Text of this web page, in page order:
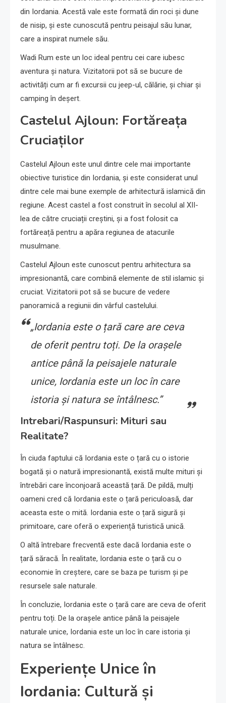
din Iordania. Acestă vale este formată din roci și dune
de nisip, și este cunoscută pentru peisajul său lunar,
care a inspirat numele său.
Wadi Rum este un loc ideal pentru cei care iubesc
aventura și natura. Vizitatorii pot să se bucure de
activități cum ar fi excursii cu jeep-ul, călărie, și chiar și
camping în deșert.
Castelul Ajloun: Fortăreața
Cruciaților
Castelul Ajloun este unul dintre cele mai importante
obiective turistice din Iordania, și este considerat unul
dintre cele mai bune exemple de arhitectură islamică din
regiune. Acest castel a fost construit în secolul al XII-
lea de către cruciații creștini, și a fost folosit ca
fortăreață pentru a apăra regiunea de atacurile
musulmane.
Castelul Ajloun este cunoscut pentru arhitectura sa
impresionantă, care combină elemente de stil islamic și
cruciat. Vizitatorii pot să se bucure de vedere
panoramică a regiunii din vârful castelului.
„Iordania este o țară care are ceva
de oferit pentru toți. De la orașele
antice până la peisajele naturale
unice, Iordania este un loc în care
istoria și natura se întâlnesc.”
Intrebari/Raspunsuri: Mituri sau
Realitate?
În ciuda faptului că Iordania este o țară cu o istorie
bogată și o natură impresionantă, există multe mituri și
întrebări care înconjoară această țară. De pildă, mulți
oameni cred că Iordania este o țară periculoasă, dar
aceasta este o mită. Iordania este o țară sigură și
primitoare, care oferă o experiență turistică unică.
O altă întrebare frecventă este dacă Iordania este o
țară săracă. În realitate, Iordania este o țară cu o
economie în creștere, care se baza pe turism și pe
resursele sale naturale.
În concluzie, Iordania este o țară care are ceva de oferit
pentru toți. De la orașele antice până la peisajele
naturale unice, Iordania este un loc în care istoria și
natura se întâlnesc.
Experiențe Unice în
Iordania: Cultură și